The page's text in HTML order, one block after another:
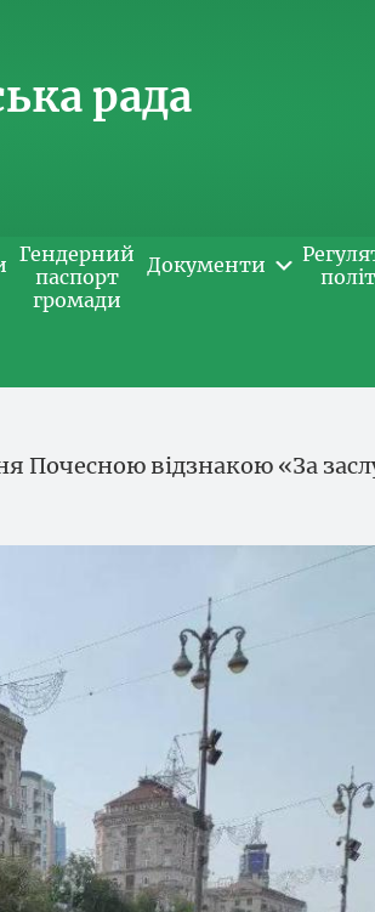
рада
Гендерний
паспорт
громади
Документи
Почесною відзнакою «За